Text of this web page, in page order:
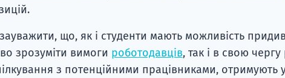
що, як і студенти мають можливість
зрозуміти вимоги роботодавців, так і в свою
з потенційними працівниками, отримують